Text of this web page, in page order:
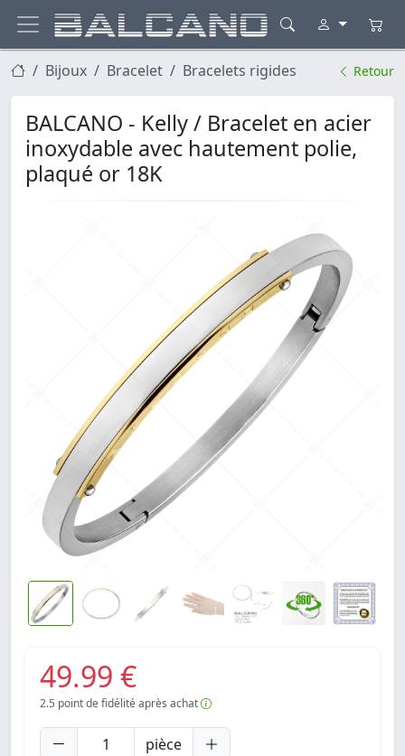
Bijoux Bracelet Bracelets rigides Retour
BALCANO - Kelly / Bracelet en acier
inoxydable avec hautement polie,
plaqué or 18K
49.99 €
2.5 point de fidélité après achat
pièce